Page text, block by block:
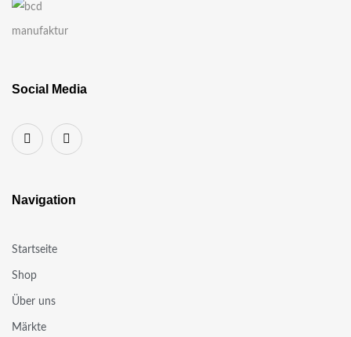
Social Media
Navigation
Startseite
Shop
Über uns
Märkte